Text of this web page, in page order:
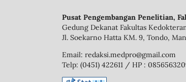
Pusat Pengembangan Penelitian,
Gedung Dekanat Fakultas
Jl. Soekarno Hatta KM. 9, Tondo,
Email: redaksi.medpro@gmail.com
Telp: (0451) 422611 / HP :